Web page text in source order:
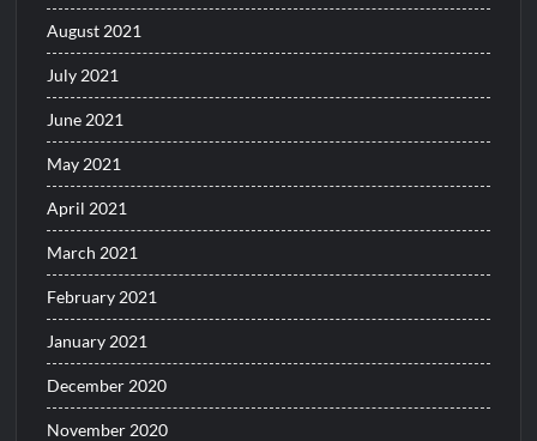
August 2021
July 2021
June 2021
May 2021
April 2021
March 2021
February 2021
January 2021
December 2020
November 2020